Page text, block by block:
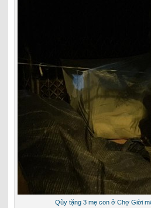
Qũy tặng 3 mẹ con ở Chợ Giời